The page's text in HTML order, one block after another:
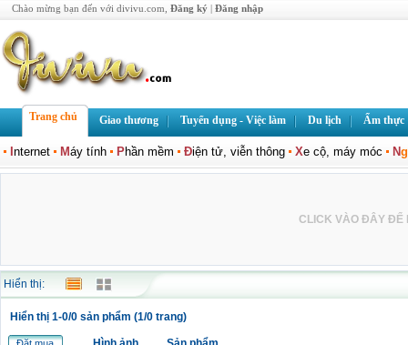
Chào mừng bạn đến với divivu.com, Đăng ký | Đăng nhập
Trang chủ Giao thương Tuyển dụng - Việc làm Du lịch Ẩm thực
nternet Máy tính Phần mềm Điện tử, viễn thông Xe cộ, máy móc N
CLICK VÀO ĐÂY ĐỂ
Hiển thị:
Hiển thị 1-0/0 sản phẩm (1/0 trang)